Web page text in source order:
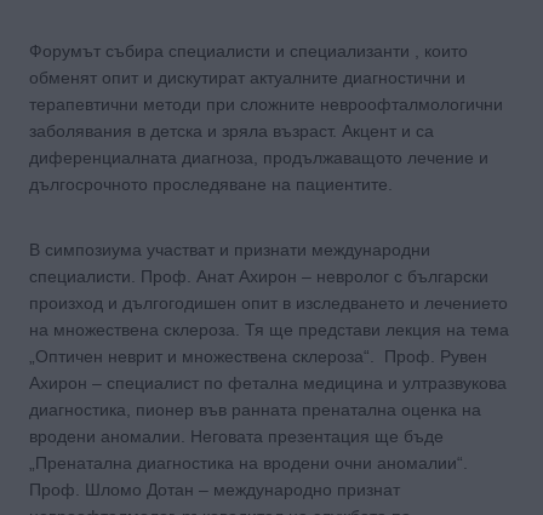
Форумът събира специалисти и специализанти , които
обменят опит и дискутират актуалните диагностични и
терапевтични методи при сложните невроофталмологични
заболявания в детска и зряла възраст. Акцент и са
диференциалната диагноза, продължаващото лечение и
дългосрочното проследяване на пациентите.
В симпозиума участват и признати международни
специалисти. Проф. Анат Ахирон – невролог с български
произход и дългогодишен опит в изследването и лечението
на множествена склероза. Тя ще представи лекция на тема
„Оптичен неврит и множествена склероза“. Проф. Рувен
Ахирон – специалист по фетална медицина и ултразвукова
диагностика, пионер във ранната пренатална оценка на
вродени аномалии. Неговата презентация ще бъде
„Пренатална диагностика на вродени очни аномалии“.
Проф. Шломо Дотан – международно признат